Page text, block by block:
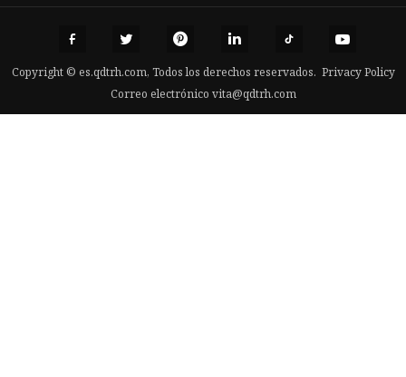
Copyright © es.qdtrh.com, Todos los derechos reservados. Privacy Policy
Correo electrónico vita@qdtrh.com